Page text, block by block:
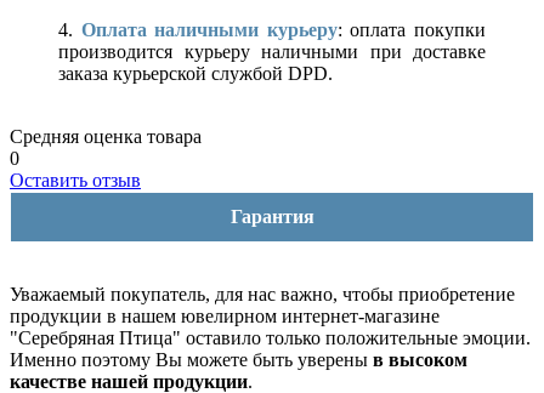
4. Оплата наличными курьеру: оплата покупки
производится курьеру наличными при доставке
заказа курьерской службой DPD.
Средняя оценка товара
0
Оставить отзыв
Гарантия
Уважаемый покупатель, для нас важно, чтобы приобретение
продукции в нашем ювелирном интернет-магазине
"Серебряная Птица" оставило только положительные эмоции.
Именно поэтому Вы можете быть уверены в высоком
качестве нашей продукции.